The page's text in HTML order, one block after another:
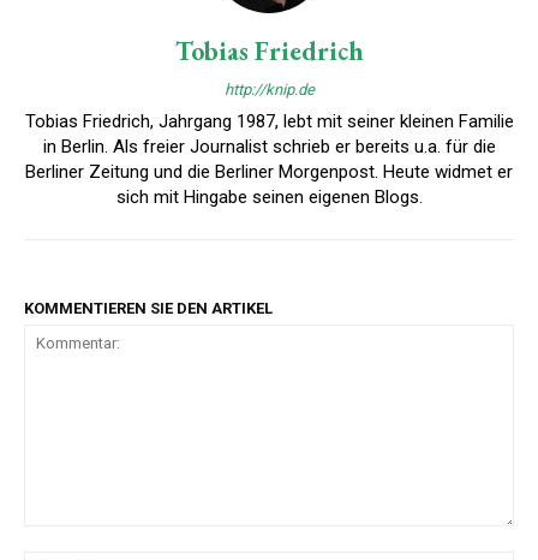
Tobias Friedrich
http://knip.de
Tobias Friedrich, Jahrgang 1987, lebt mit seiner kleinen Familie
in Berlin. Als freier Journalist schrieb er bereits u.a. für die
Berliner Zeitung und die Berliner Morgenpost. Heute widmet er
sich mit Hingabe seinen eigenen Blogs.
KOMMENTIEREN SIE DEN ARTIKEL